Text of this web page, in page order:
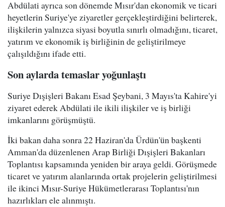
Abdülati ayrıca son dönemde Mısır'dan ekonomik ve ticari
heyetlerin Suriye'ye ziyaretler gerçekleştirdiğini belirterek,
ilişkilerin yalnızca siyasi boyutla sınırlı olmadığını, ticaret,
yatırım ve ekonomik iş birliğinin de geliştirilmeye
çalışıldığını ifade etti.
Son aylarda temaslar yoğunlaştı
Suriye Dışişleri Bakanı Esad Şeybani, 3 Mayıs'ta Kahire'yi
ziyaret ederek Abdülati ile ikili ilişkiler ve iş birliği
imkanlarını görüşmüştü.
İki bakan daha sonra 22 Haziran'da Ürdün'ün başkenti
Amman'da düzenlenen Arap Birliği Dışişleri Bakanları
Toplantısı kapsamında yeniden bir araya geldi. Görüşmede
ticaret ve yatırım alanlarında ortak projelerin geliştirilmesi
ile ikinci Mısır-Suriye Hükümetlerarası Toplantısı'nın
hazırlıkları ele alınmıştı.